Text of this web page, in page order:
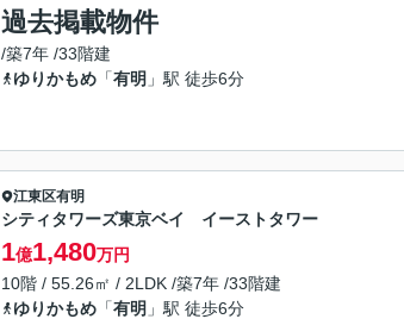
過去掲載物件
/築7年 /33階建
ゆりかもめ 「有明 」駅 徒歩6分
江東区有明
シティタワーズ東京ベイ イーストタワー
1億1,480万円
10階 / 55.26㎡ / 2LDK /築7年 /33階建
ゆりかもめ 「有明 」駅 徒歩6分